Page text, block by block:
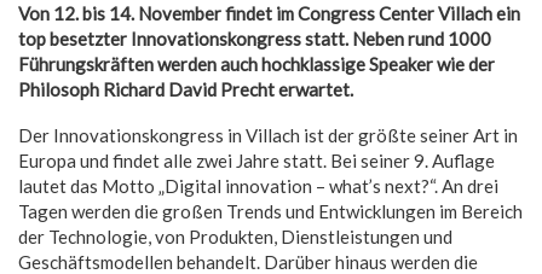
Von 12. bis 14. November findet im Congress Center Villach ein
top besetzter Innovationskongress statt. Neben rund 1000
Führungskräften werden auch hochklassige Speaker wie der
Philosoph Richard David Precht erwartet.
Der Innovationskongress in Villach ist der größte seiner Art in
Europa und findet alle zwei Jahre statt. Bei seiner 9. Auflage
lautet das Motto „Digital innovation – what’s next?“. An drei
Tagen werden die großen Trends und Entwicklungen im Bereich
der Technologie, von Produkten, Dienstleistungen und
Geschäftsmodellen behandelt. Darüber hinaus werden die